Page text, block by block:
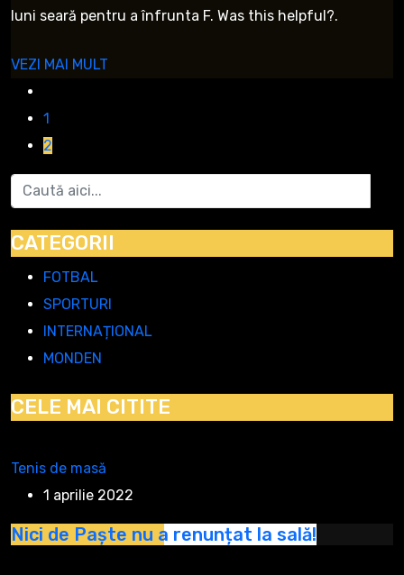
luni seară pentru a înfrunta F. Was this helpful?.
VEZI MAI MULT
1
2
CATEGORII
FOTBAL
SPORTURI
INTERNAȚIONAL
MONDEN
CELE MAI CITITE
Tenis de masă
1 aprilie 2022
Nici de Paște nu a renunțat la sală!